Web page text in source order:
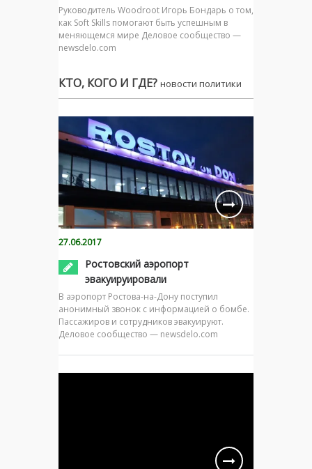
Руководитель Woodroot Игорь Бондарь о том,
как Soft Skills помогают быть успешным в
меняющемся мире Деловое сообщество —
newsdelo.com
КТО, КОГО И ГДЕ? новости политики
27.06.2017
Ростовский аэропорт
эвакуируировали
В аэропорт Ростова-на-Дону поступил
анонимный звонок с информацией о бомбе.
Пассажиров и сотрудников эвакуируют.
Деловое сообщество — newsdelo.com